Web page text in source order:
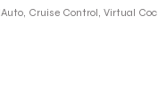
Cruise Control, Virtual